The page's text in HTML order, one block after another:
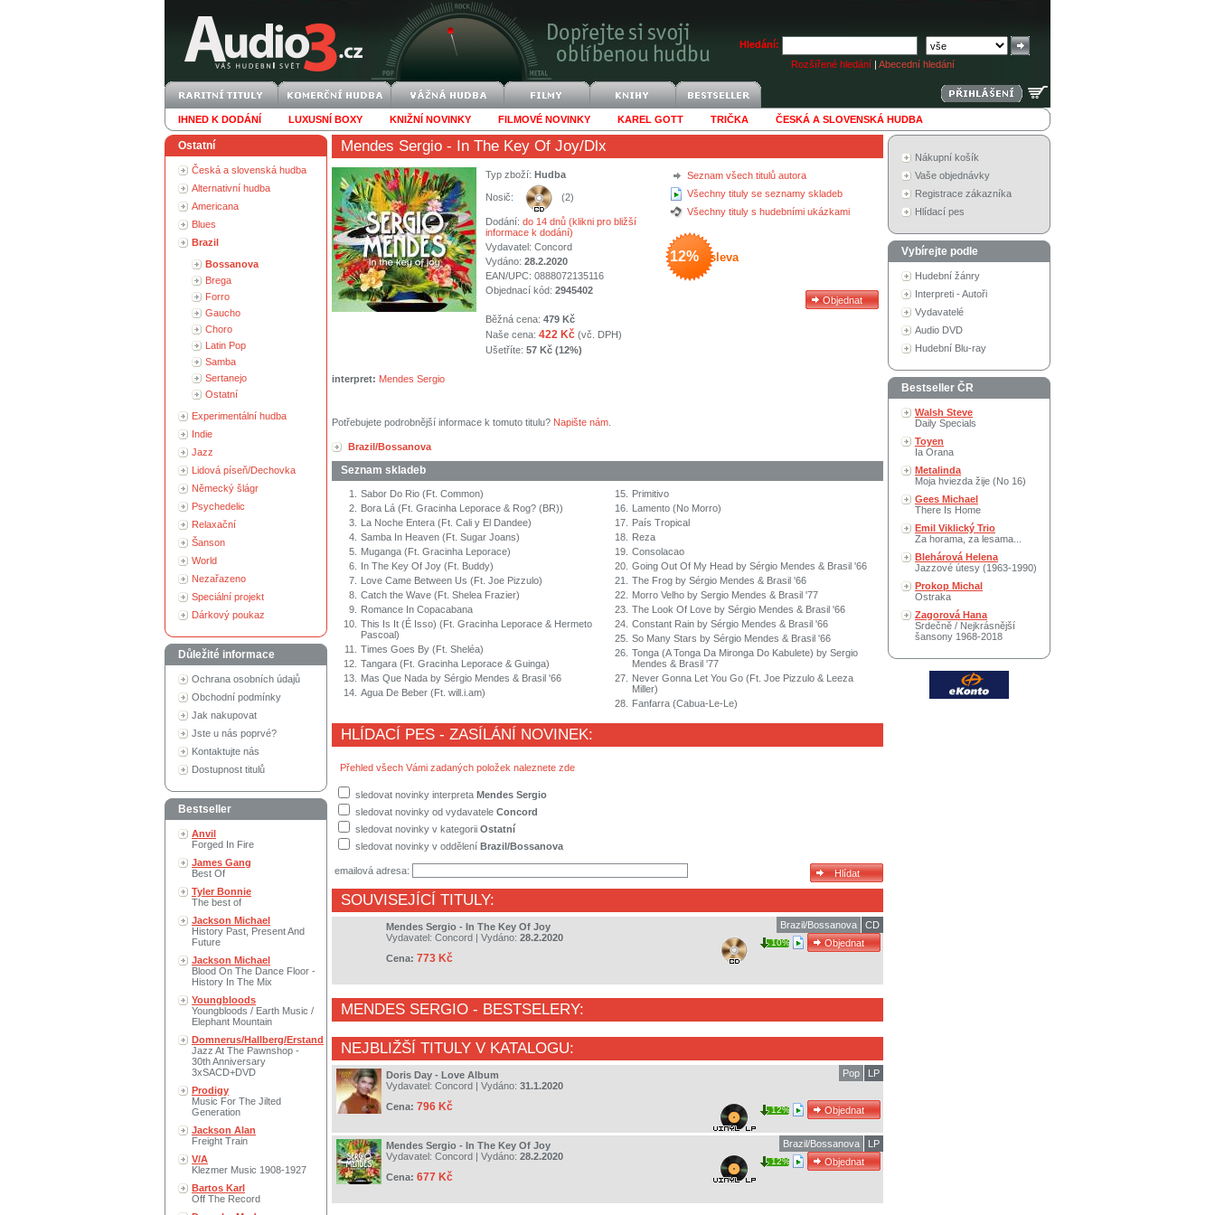
Hledání:
Rozšířené hledání | Abecední hledání
IHNED K DODÁNÍ LUXUSNÍ BOXY KNIŽNÍ NOVINKY FILMOVÉ NOVINKY KAREL GOTT TRIČKA ČESKÁ A SLOVENSKÁ HUDBA
Ostatní
Česká a slovenská hudba
Alternativní hudba
Americana
Blues
Brazil
Bossanova
Brega
Forro
Gaucho
Choro
Latin Pop
Samba
Sertanejo
Ostatní
Experimentální hudba
Indie
Jazz
Lidová píseň/Dechovka
Německý šlágr
Psychedelic
Relaxační
Šanson
World
Nezařazeno
Speciální projekt
Dárkový poukaz
Důležité informace
Ochrana osobních údajů
Obchodní podmínky
Jak nakupovat
Jste u nás poprvé?
Kontaktujte nás
Dostupnost titulů
Bestseller
Anvil
Forged In Fire
James Gang
Best Of
Tyler Bonnie
The best of
Jackson Michael
History Past, Present And
Future
Jackson Michael
Blood On The Dance Floor -
History In The Mix
Youngbloods
Youngbloods / Earth Music /
Elephant Mountain
Domnerus/Hallberg/Erstand
Jazz At The Pawnshop -
30th Anniversary
3xSACD+DVD
Prodigy
Music For The Jilted
Generation
Jackson Alan
Freight Train
V/A
Klezmer Music 1908-1927
Bartos Karl
Off The Record
Mendes Sergio - In The Key Of Joy/Dlx
Seznam všech titulů autora
Všechny tituly se seznamy skladeb
Všechny tituly s hudebními ukázkami
12% sleva
Typ zboží: Hudba
Nosič: (2)
Dodání: do 14 dnů (klikni pro bližší
informace k dodání)
Vydavatel: Concord
Vydáno: 28.2.2020
EAN/UPC: 0888072135116
Objednací kód: 2945402
Běžná cena: 479 Kč
Naše cena: 422 Kč (vč. DPH)
Ušetříte: 57 Kč (12%)
interpret: Mendes Sergio
Potřebujete podrobnější informace k tomuto titulu? Napište nám
Brazil/Bossanova
Seznam skladeb
1.
Sabor Do Rio (Ft. Common)
2.
Bora Lá (Ft. Gracinha Leporace & Rog? (BR))
3.
La Noche Entera (Ft. Cali y El Dandee)
4. Samba In Heaven (Ft. Sugar Joans)
5.
Muganga (Ft. Gracinha Leporace)
6.
In The Key Of Joy (Ft. Buddy)
7.
Love Came Between Us (Ft. Joe Pizzulo)
8. Catch the Wave (Ft. Shelea Frazier)
9.
Romance In Copacabana
10. This Is It (É Isso) (Ft. Gracinha Leporace & Hermeto
Pascoal)
11.
Times Goes By (Ft. Sheléa)
12. Tangara (Ft. Gracinha Leporace & Guinga)
13.
Mas Que Nada by Sérgio Mendes & Brasil '66
14. Agua De Beber (Ft. will.i.am)
15.
Primitivo
16.
Lamento (No Morro)
17.
País Tropical
18.
Reza
19. Consolacao
20. Going Out Of My Head by Sérgio Mendes & Brasil '66
21.
The Frog by Sérgio Mendes & Brasil '66
22.
Morro Velho by Sergio Mendes & Brasil '77
23. The Look Of Love by Sérgio Mendes & Brasil '66
24. Constant Rain by Sérgio Mendes & Brasil '66
25. So Many Stars by Sérgio Mendes & Brasil '66
26. Tonga (A Tonga Da Mironga Do Kabulete) by Sergio
Mendes & Brasil '77
27.
Never Gonna Let You Go (Ft. Joe Pizzulo & Leeza
Miller)
28.
Fanfarra (Cabua-Le-Le)
HLÍDACÍ PES - ZASÍLÁNÍ NOVINEK:
Přehled všech Vámi zadaných položek naleznete zde
sledovat novinky interpreta Mendes Sergio
sledovat novinky od vydavatele Concord
sledovat novinky v kategorii Ostatní
sledovat novinky v oddělení Brazil/Bossanova
emailová adresa:
SOUVISEJÍCÍ TITULY:
Mendes Sergio - In The Key Of Joy
Vydavatel: Concord | Vydáno: 28.2.2020
Cena: 773 Kč
CD
Brazil/Bossanova
10%
MENDES SERGIO - BESTSELERY:
NEJBLIŽŠÍ TITULY V KATALOGU:
Doris Day - Love Album
Vydavatel: Concord | Vydáno: 31.1.2020
Cena: 796 Kč
LP
Pop
12%
Mendes Sergio - In The Key Of Joy
Vydavatel: Concord | Vydáno: 28.2.2020
Cena: 677 Kč
LP
Brazil/Bossanova
12%
Nákupní košík
Vaše objednávky
Registrace zákazníka
Hlídací pes
Vybírejte podle
Hudební žánry
Interpreti - Autoři
Vydavatelé
Audio DVD
Hudební Blu-ray
Bestseller ČR
Walsh Steve
Daily Specials
Toyen
Ia Orana
Metalinda
Moja hviezda žije (No 16)
Gees Michael
There Is Home
Emil Viklický Trio
Za horama, za lesama...
Blehárová Helena
Jazzové útesy (1963-1990)
Prokop Michal
Ostraka
Zagorová Hana
Srdečně / Nejkrásnější
šansony 1968-2018